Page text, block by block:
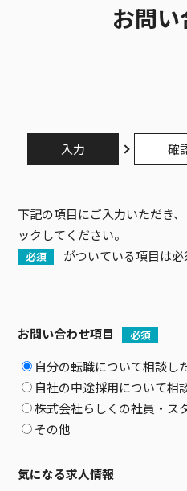
お問
入力 確
下記の項目にご入力いただき、
ックしてください。
必須 がついている項目は必
お問い合わせ項目 必須
自分の転職について相談し
自社の中途採用について相
株式会社らしくの社員・ス
その他
気になる求人情報